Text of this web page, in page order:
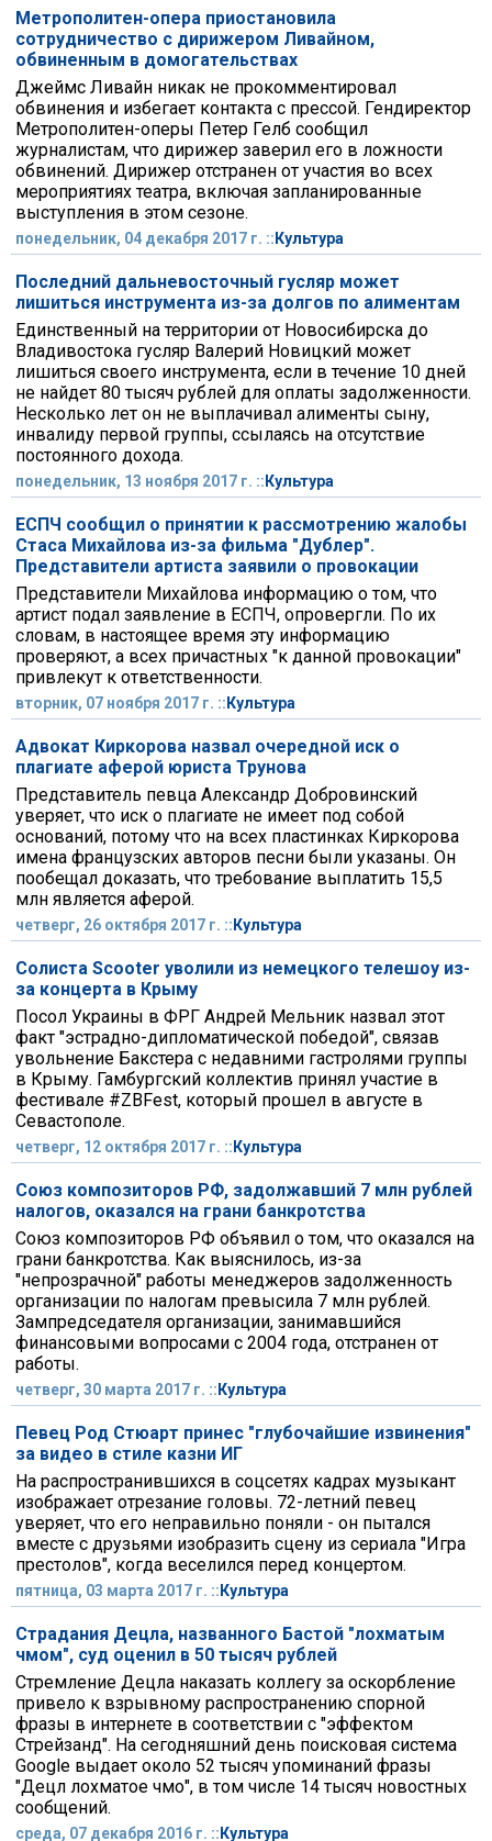
Метрополитен-опера приостановила
сотрудничество с дирижером Ливайном,
обвиненным в домогательствах
Джеймс Ливайн никак не прокомментировал
обвинения и избегает контакта с прессой. Гендиректор
Метрополитен-оперы Петер Гелб сообщил
журналистам, что дирижер заверил его в ложности
обвинений. Дирижер отстранен от участия во всех
мероприятиях театра, включая запланированные
выступления в этом сезоне.
понедельник, 04 декабря 2017 г. :: Культура
Последний дальневосточный гусляр может
лишиться инструмента из-за долгов по алиментам
Единственный на территории от Новосибирска до
Владивостока гусляр Валерий Новицкий может
лишиться своего инструмента, если в течение 10 дней
не найдет 80 тысяч рублей для оплаты задолженности.
Несколько лет он не выплачивал алименты сыну,
инвалиду первой группы, ссылаясь на отсутствие
постоянного дохода.
понедельник, 13 ноября 2017 г. :: Культура
ЕСПЧ сообщил о принятии к рассмотрению жалобы
Стаса Михайлова из-за фильма "Дублер".
Представители артиста заявили о провокации
Представители Михайлова информацию о том, что
артист подал заявление в ЕСПЧ, опровергли. По их
словам, в настоящее время эту информацию
проверяют, а всех причастных "к данной провокации"
привлекут к ответственности.
вторник, 07 ноября 2017 г. :: Культура
Адвокат Киркорова назвал очередной иск о
плагиате аферой юриста Трунова
Представитель певца Александр Добровинский
уверяет, что иск о плагиате не имеет под собой
оснований, потому что на всех пластинках Киркорова
имена французских авторов песни были указаны. Он
пообещал доказать, что требование выплатить 15,5
млн является аферой.
четверг, 26 октября 2017 г. :: Культура
Солиста Scooter уволили из немецкого телешоу из-
за концерта в Крыму
Посол Украины в ФРГ Андрей Мельник назвал этот
факт "эстрадно-дипломатической победой", связав
увольнение Бакстера с недавними гастролями группы
в Крыму. Гамбургский коллектив принял участие в
фестивале #ZBFest, который прошел в августе в
Севастополе.
четверг, 12 октября 2017 г. :: Культура
Союз композиторов РФ, задолжавший 7 млн рублей
налогов, оказался на грани банкротства
Союз композиторов РФ объявил о том, что оказался на
грани банкротства. Как выяснилось, из-за
"непрозрачной" работы менеджеров задолженность
организации по налогам превысила 7 млн рублей.
Зампредседателя организации, занимавшийся
финансовыми вопросами с 2004 года, отстранен от
работы.
четверг, 30 марта 2017 г. :: Культура
Певец Род Стюарт принес "глубочайшие извинения"
за видео в стиле казни ИГ
На распространившихся в соцсетях кадрах музыкант
изображает отрезание головы. 72-летний певец
уверяет, что его неправильно поняли - он пытался
вместе с друзьями изобразить сцену из сериала "Игра
престолов", когда веселился перед концертом.
пятница, 03 марта 2017 г. :: Культура
Страдания Децла, названного Бастой "лохматым
чмом", суд оценил в 50 тысяч рублей
Стремление Децла наказать коллегу за оскорбление
привело к взрывному распространению спорной
фразы в интернете в соответствии с "эффектом
Стрейзанд". На сегодняшний день поисковая система
Google выдает около 52 тысяч упоминаний фразы
"Децл лохматое чмо", в том числе 14 тысяч новостных
сообщений.
среда, 07 декабря 2016 г. :: Культура